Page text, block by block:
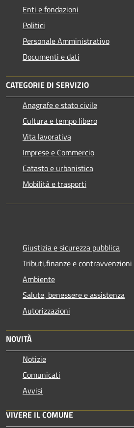
Enti e fondazioni
Politici
Personale Amministrativo
Documenti e dati
CATEGORIE DI SERVIZIO
Anagrafe e stato civile
Cultura e tempo libero
Vita lavorativa
Imprese e Commercio
Catasto e urbanistica
Mobilità e trasporti
Giustizia e sicurezza pubblica
Tributi,finanze e contravvenzioni
Ambiente
Salute, benessere e assistenza
Autorizzazioni
NOVITÀ
Notizie
Comunicati
Avvisi
VIVERE IL COMUNE